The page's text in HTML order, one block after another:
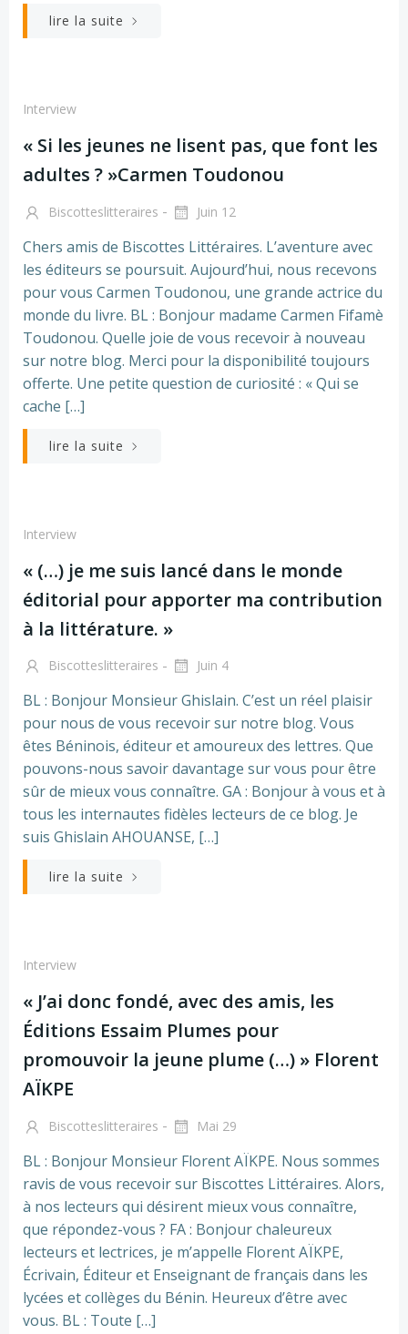
lire la suite
Interview
« Si les jeunes ne lisent pas, que font les
adultes ? »Carmen Toudonou
Biscotteslitteraires - Juin 12
Chers amis de Biscottes Littéraires. L’aventure avec
les éditeurs se poursuit. Aujourd’hui, nous recevons
pour vous Carmen Toudonou, une grande actrice du
monde du livre. BL : Bonjour madame Carmen Fifamè
Toudonou. Quelle joie de vous recevoir à nouveau
sur notre blog. Merci pour la disponibilité toujours
offerte. Une petite question de curiosité : « Qui se
cache […]
lire la suite
Interview
« (…) je me suis lancé dans le monde
éditorial pour apporter ma contribution
à la littérature. »
Biscotteslitteraires - Juin 4
BL : Bonjour Monsieur Ghislain. C’est un réel plaisir
pour nous de vous recevoir sur notre blog. Vous
êtes Béninois, éditeur et amoureux des lettres. Que
pouvons-nous savoir davantage sur vous pour être
sûr de mieux vous connaître. GA : Bonjour à vous et à
tous les internautes fidèles lecteurs de ce blog. Je
suis Ghislain AHOUANSE, […]
lire la suite
Interview
« J’ai donc fondé, avec des amis, les
Éditions Essaim Plumes pour
promouvoir la jeune plume (…) » Florent
AÏKPE
Biscotteslitteraires - Mai 29
BL : Bonjour Monsieur Florent AÏKPE. Nous sommes
ravis de vous recevoir sur Biscottes Littéraires. Alors,
à nos lecteurs qui désirent mieux vous connaître,
que répondez-vous ? FA : Bonjour chaleureux
lecteurs et lectrices, je m’appelle Florent AÏKPE,
Écrivain, Éditeur et Enseignant de français dans les
lycées et collèges du Bénin. Heureux d’être avec
vous. BL : Toute […]